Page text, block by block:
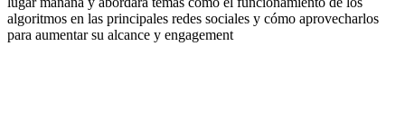
algoritmos en las principales redes sociales y cómo aprovecharlos
para aumentar su alcance y engagement